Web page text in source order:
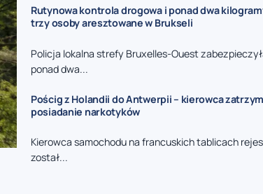
Rutynowa kontrola drogowa i ponad dwa
trzy osoby aresztowane w Brukseli
Policja lokalna strefy Bruxelles-Ouest
ponad dwa...
Pościg z Holandii do Antwerpii – kierowca
posiadanie narkotyków
Kierowca samochodu na francuskich tablicach
został...